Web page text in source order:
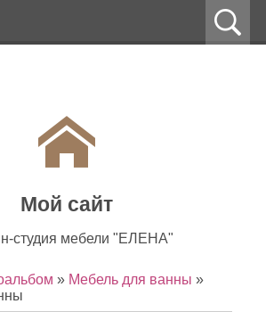
Мой сайт
студия мебели "ЕЛЕНА"
» Мебель для ванны »